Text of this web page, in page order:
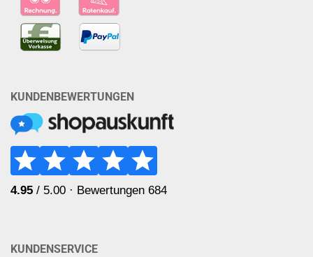
KUNDENBEWERTUNGEN
KUNDENSERVICE